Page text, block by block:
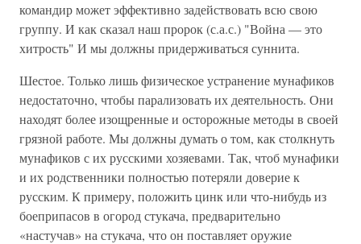
командир может эффективно задействовать всю свою
группу. И как сказал наш пророк (с.а.с.) "Война — это
хитрость" И мы должны придерживаться суннита.
Шестое. Только лишь физическое устранение мунафиков
недостаточно, чтобы парализовать их деятельность. Они
находят более изощренные и осторожные методы в своей
грязной работе. Мы должны думать о том, как столкнуть
мунафиков с их русскими хозяевами. Так, чтоб мунафики
и их родственники полностью потеряли доверие к
русским. К примеру, положить цинк или что-нибудь из
боеприпасов в огород стукача, предварительно
«настучав» на стукача, что он поставляет оружие